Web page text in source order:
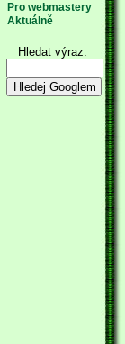
Pro webmastery
Aktuálně
Hledat výraz: